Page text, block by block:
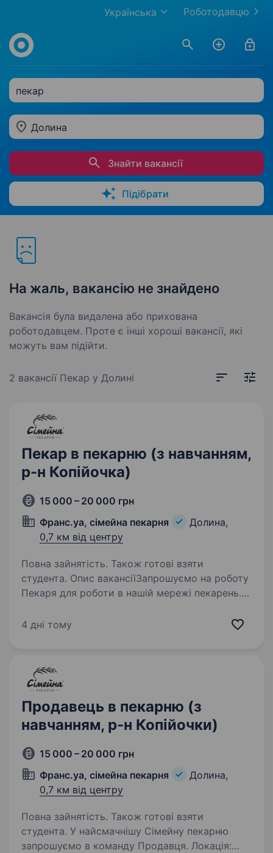
Роботодавцю
Українська
пекар
Долина
Знайти вакансії
Підібрати
На жаль, вакансію не знайдено
Вакансія була видалена або прихована
роботодавцем. Проте є інші хороші вакансії, які
можуть вам підійти.
2 вакансії Пекар у Долині
Пекар в пекарню (з навчанням,
р-н Копійочка)
15 000 – 20 000 грн
Франс.уа, сімейна пекарня
Долина,
0,7 км від центру
Повна зайнятість. Також готові взяти
студента. Опис вакансіїЗапрошуємо на роботу
Пекаря для роботи в нашій мережі пекарень.
Ти будеш займатись: Випікання хліба, булочок,
4 дні тому
Продавець в пекарню (з
навчанням, р-н Копійочки)
15 000 – 20 000 грн
Франс.уа, сімейна пекарня
Долина,
0,7 км від центру
Повна зайнятість. Також готові взяти
студента. У найсмачнішу Сімейну пекарню
запрошуємо в команду Продавця. Локація: